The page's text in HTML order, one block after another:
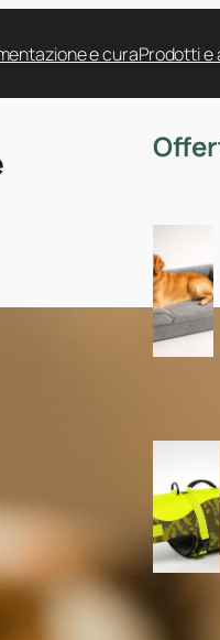
e curaProdotti e